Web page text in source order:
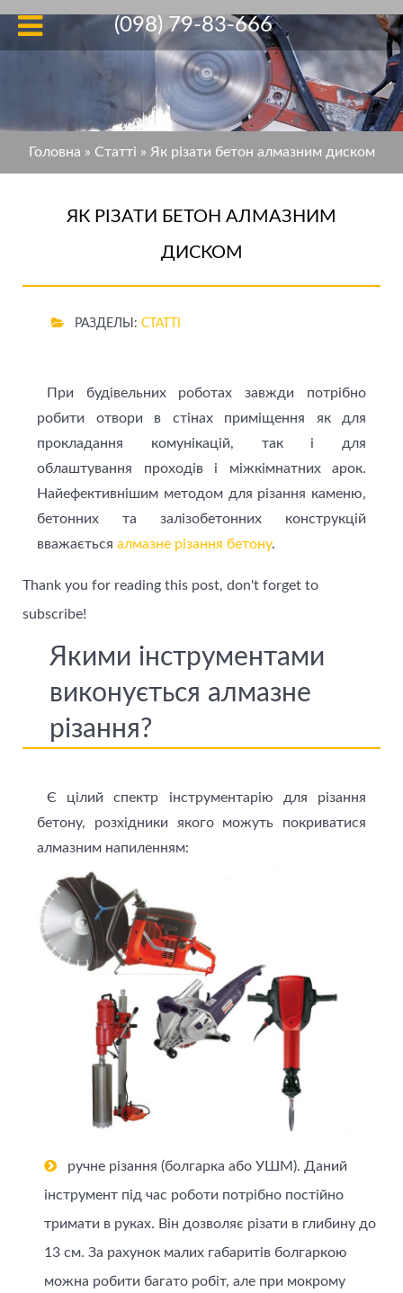
Головна » Статті » Як різати бетон алмазним диском
ЯК РІЗАТИ БЕТОН АЛМАЗНИМ
ДИСКОМ
РАЗДЕЛЫ: СТАТТІ
При будівельних роботах завжди потрібно
робити отвори в стінах приміщення як для
прокладання комунікацій, так і для
облаштування проходів і міжкімнатних арок.
Найефективнішим методом для різання каменю,
бетонних та залізобетонних конструкцій
вважається алмазне різання бетону.
Thank you for reading this post, don't forget to
subscribe!
Якими інструментами
виконується алмазне
різання?
Є цілий спектр інструментарію для різання
бетону, розхідники якого можуть покриватися
алмазним напиленням:
ручне різання (болгарка або УШМ). Даний
інструмент під час роботи потрібно постійно
тримати в руках. Він дозволяє різати в глибину до
13 см. За рахунок малих габаритів болгаркою
можна робити багато робіт, але при мокрому
(098) 79-83-666